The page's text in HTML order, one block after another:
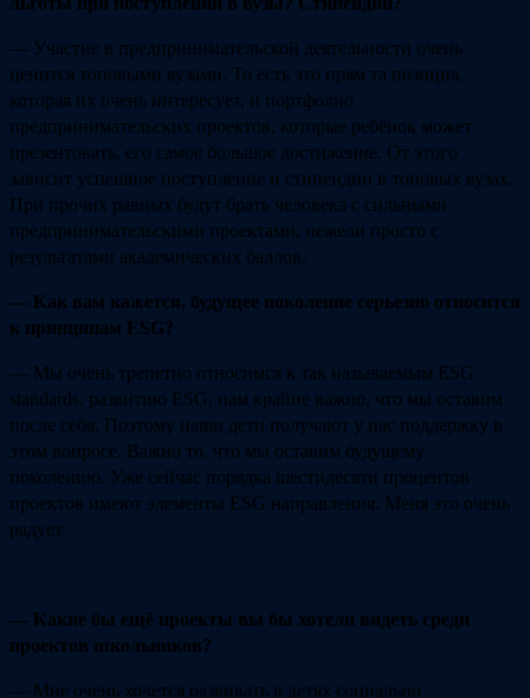
— Участие в предпринимательской деятельности очень
ценится топовыми вузами. То есть это прям та позиция,
которая их очень интересует, и портфолио
предпринимательских проектов, которые ребёнок может
презентовать, его самое большое достижение. От этого
зависит успешное поступление и стипендии в топовых вузах.
При прочих равных будут брать человека с сильными
предпринимательскими проектами, нежели просто с
результатами академических баллов.
— Как вам кажется, будущее поколение серьезно относится
к принципам ESG?
— Мы очень трепетно относимся к так называемым ESG
standards, развитию ESG, нам крайне важно, что мы оставим
после себя. Поэтому наши дети получают у нас поддержку в
этом вопросе. Важно то, что мы оставим будущему
поколению. Уже сейчас порядка шестидесяти процентов
проектов имеют элементы ESG направления. Меня это очень
радует.
— Какие бы ещё проекты вы бы хотели видеть среди
проектов школьников?
— Мне очень хочется развивать в детях социально